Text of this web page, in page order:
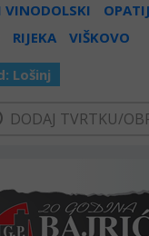
VINODOLSKI
RIJEKA VIŠKOVO
Lošinj
DODAJ TVRTKU/